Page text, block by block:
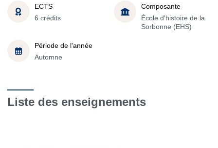
ECTS
6 crédits
Composante
École d'histoire de la
Sorbonne (EHS)
Période de l'année
Automne
Liste des enseignements